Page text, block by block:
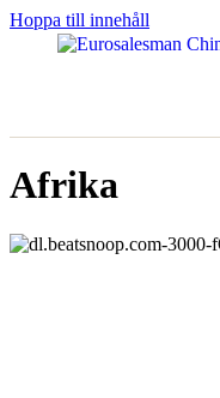
Hoppa till innehåll
Afrika